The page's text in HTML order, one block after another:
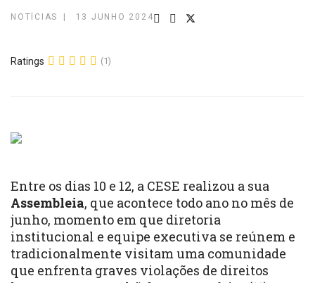
NOTÍCIAS 13 JUNHO 2024
Ratings (1)
Entre os dias 10 e 12, a CESE realizou a sua
Assembleia, que acontece todo ano no mês de
junho, momento em que diretoria
institucional e equipe executiva se reúnem e
tradicionalmente visitam uma comunidade
que enfrenta graves violações de direitos